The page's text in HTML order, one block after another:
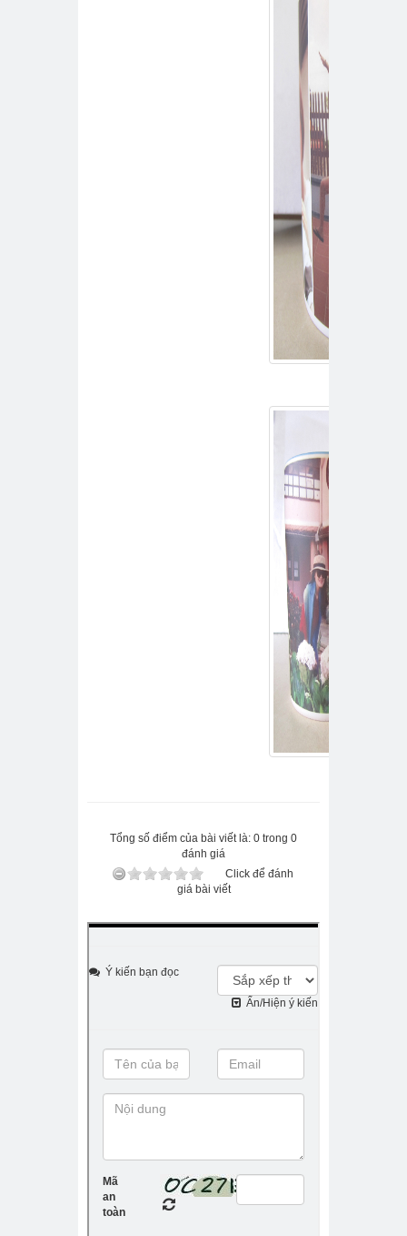
Tổng số điểm của bài viết là: 0 trong 0
đánh giá
Click để đánh
giá bài viết